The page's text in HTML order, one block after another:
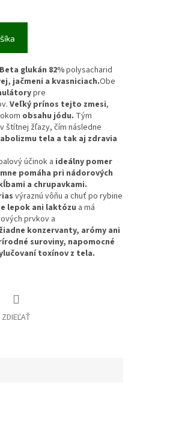
Beta glukán 82%polysacharid
jačmeni a kvasniciach.Obe
pre
Veľký prínos tejto zmesi,
obsahu jódu. Tým
štítnej žľazy, čím následne
tela a tak aj zdravia
účinok a ideálny pomer
pomáha pri nádorových
a chrupavkami.
výraznú vôňu a chuť po rybine
lepok ani laktózu a má
prvkov a
konzervanty, arómy ani
suroviny, napomocné
toxínov z tela.
ZDIEĽAŤ